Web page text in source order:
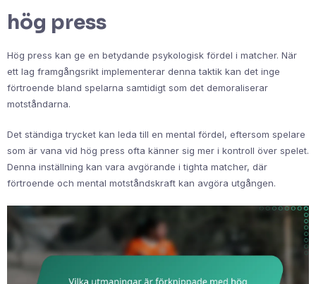
hög press
Hög press kan ge en betydande psykologisk fördel i matcher. När
ett lag framgångsrikt implementerar denna taktik kan det inge
förtroende bland spelarna samtidigt som det demoraliserar
motståndarna.
Det ständiga trycket kan leda till en mental fördel, eftersom spelare
som är vana vid hög press ofta känner sig mer i kontroll över spelet.
Denna inställning kan vara avgörande i tighta matcher, där
förtroende och mental motståndskraft kan avgöra utgången.